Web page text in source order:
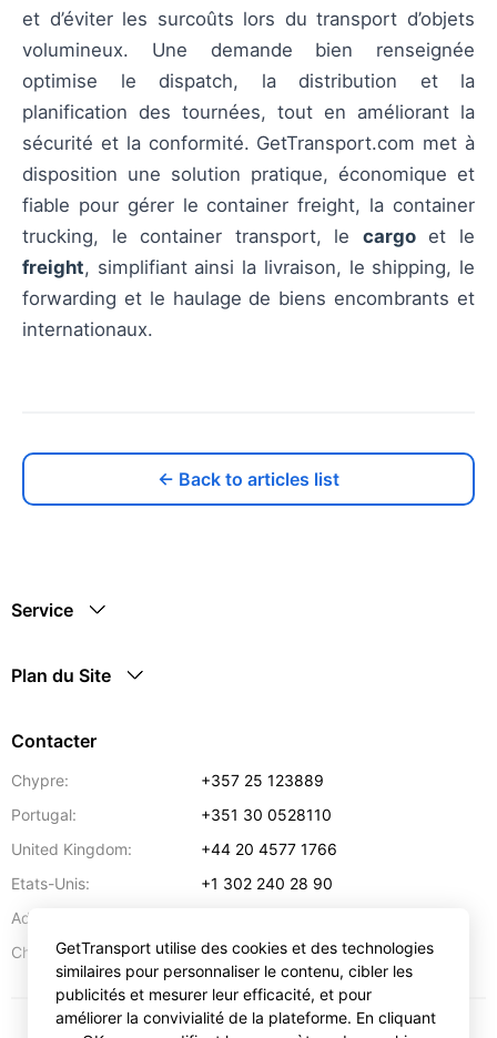
et d’éviter les surcoûts lors du transport d’objets
volumineux. Une demande bien renseignée
optimise le dispatch, la distribution et la
planification des tournées, tout en améliorant la
sécurité et la conformité. GetTransport.com met à
disposition une solution pratique, économique et
fiable pour gérer le container freight, la container
trucking, le container transport, le cargoet le
freight, simplifiant ainsi la livraison, le shipping, le
forwarding et le haulage de biens encombrants et
internationaux.
← Back to articles list
Service
Plan du Site
Contacter
Chypre:
+357 25 123889
Portugal:
+351 30 0528110
United Kingdom:
+44 20 4577 1766
Etats-Unis:
+1 302 240 28 90
Adresse:
Chypre:
57 Spyrou Kyprianou,Larnaca 6051
GetTransport utilise des cookies et des technologies
similaires pour personnaliser le contenu, cibler les
publicités et mesurer leur efficacité, et pour
améliorer la convivialité de la plateforme. En cliquant